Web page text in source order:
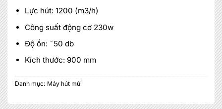
Lực hút: 1200 (m3/h)
Công suất động cơ 230w
Độ ồn: ˜50 db
Kích thước: 900 mm
Danh mục: Máy hút mùi